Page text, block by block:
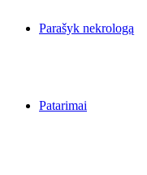
Parašyk nekrologą
Patarimai